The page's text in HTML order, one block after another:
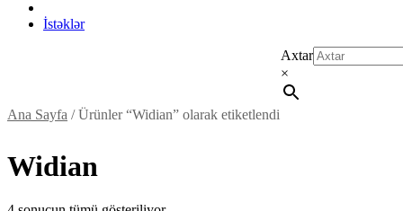
İstəklər
Axtar
×
Ana Sayfa / Ürünler “Widian” olarak etiketlendi
Widian